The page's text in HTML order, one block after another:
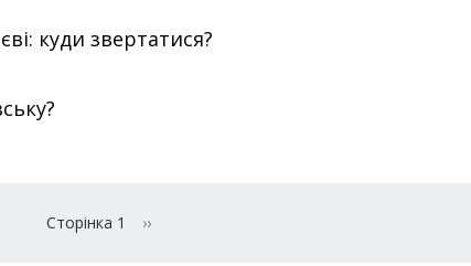
куди звертатися?
Сторінка 1 Наступна сторінка
››